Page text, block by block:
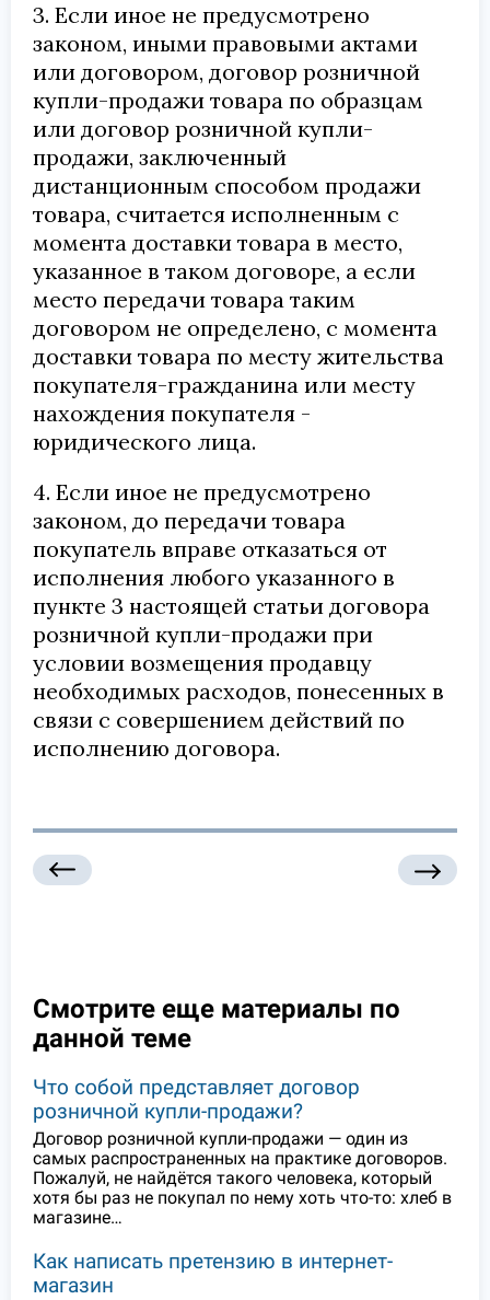
3. Если иное не предусмотрено
законом, иными правовыми актами
или договором, договор розничной
купли-продажи товара по образцам
или договор розничной купли-
продажи, заключенный
дистанционным способом продажи
товара, считается исполненным с
момента доставки товара в место,
указанное в таком договоре, а если
место передачи товара таким
договором не определено, с момента
доставки товара по месту жительства
покупателя-гражданина или месту
нахождения покупателя -
юридического лица.
4. Если иное не предусмотрено
законом, до передачи товара
покупатель вправе отказаться от
исполнения любого указанного в
пункте 3 настоящей статьи договора
розничной купли-продажи при
условии возмещения продавцу
необходимых расходов, понесенных в
связи с совершением действий по
исполнению договора.
Смотрите еще материалы по
данной теме
Что собой представляет договор
розничной купли-продажи?
Договор розничной купли-продажи — один из
самых распространенных на практике договоров.
Пожалуй, не найдётся такого человека, который
хотя бы раз не покупал по нему хоть что-то: хлеб в
магазине…
Как написать претензию в интернет-
магазин